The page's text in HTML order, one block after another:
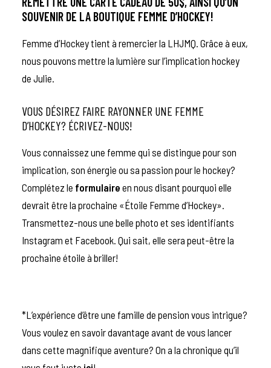
SOUVENIR DE LA BOUTIQUE FEMME D’HOCKEY!
Femme d’Hockey tient à remercier la LHJMQ. Grâce à eux,
nous pouvons mettre la lumière sur l’implication hockey
de Julie.
VOUS DÉSIREZ FAIRE RAYONNER UNE FEMME
D’HOCKEY? ÉCRIVEZ-NOUS!
Vous connaissez une femme qui se distingue pour son
implication, son énergie ou sa passion pour le hockey?
Complétez le formulaire en nous disant pourquoi elle
devrait être la prochaine «Étoile Femme d’Hockey».
Transmettez-nous une belle photo et ses identifiants
Instagram et Facebook. Qui sait, elle sera peut-être la
prochaine étoile à briller!
*L’expérience d’être une famille de pension vous intrigue?
Vous voulez en savoir davantage avant de vous lancer
dans cette magnifique aventure? On a la chronique qu’il